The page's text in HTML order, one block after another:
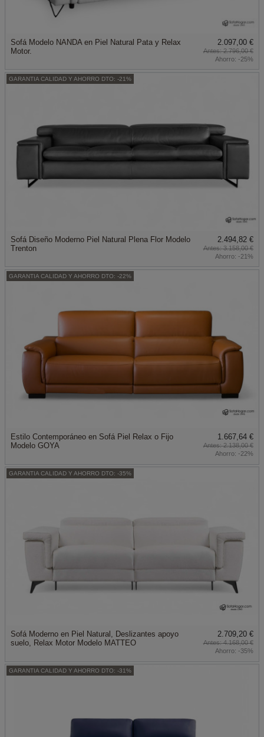
Sofá Modelo NANDA en Piel Natural Pata y Relax
Motor.
2.097,00 €
2.796,00 €
Ahorro: -25%
GARANTIA CALIDAD Y AHORRO DTO: -21%
Sofá Diseño Moderno Piel Natural Plena Flor Modelo
Trenton
2.494,82 €
3.158,00 €
Ahorro: -21%
GARANTIA CALIDAD Y AHORRO DTO: -22%
Estilo Contemporáneo en Sofá Piel Relax o Fijo
Modelo GOYA
1.667,64 €
2.138,00 €
Ahorro: -22%
GARANTIA CALIDAD Y AHORRO DTO: -35%
Sofá Moderno en Piel Natural, Deslizantes apoyo
suelo, Relax Motor Modelo MATTEO
2.709,20 €
4.168,00 €
Ahorro: -35%
GARANTIA CALIDAD Y AHORRO DTO: -31%